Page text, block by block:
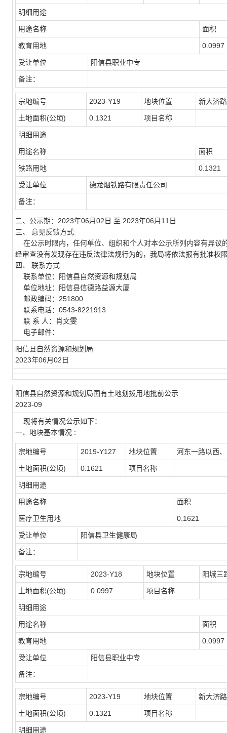
明细用途
用途名称 面积
教育用地 0.0997
受让单位 阳信县职业中专
备注：
宗地编号 2023-Y19 地块位置 新大济
土地面积(公顷) 0.1321 项目名称
明细用途
用途名称 面积
铁路用地 0.1321
受让单位 德龙烟铁路有限责任公司
备注：
二、公示期： 2023年06月02日 至 2023年06月11日
三、 意见反馈方式:
在公示时限内，任何单位、组织和个人对本公示所列内容有异议
经审查没有发现存在违反法律法规行为的，我局将依法报有批准权
四、 联系方式
联系单位：阳信县自然资源和规划局
单位地址：阳信县信德路益源大厦
邮政编码：251800
联系电话：0543-8221913
联 系 人：肖文雯
电子邮件：
阳信县自然资源和规划局
2023年06月02日
阳信县自然资源和规划局国有土地划拨用地批前公示
2023-09
现将有关情况公示如下：
一、地块基本情况 :
宗地编号 2019-Y127 地块位置 河东一路以西
土地面积(公顷) 0.1621 项目名称
明细用途
用途名称 面积
医疗卫生用地 0.1621
受让单位 阳信县卫生健康局
备注：
宗地编号 2023-Y18 地块位置 阳城三
土地面积(公顷) 0.0997 项目名称
明细用途
用途名称 面积
教育用地 0.0997
受让单位 阳信县职业中专
备注：
宗地编号 2023-Y19 地块位置 新大济
土地面积(公顷) 0.1321 项目名称
明细用途